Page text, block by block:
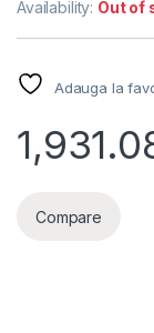
Availability: Out of
Adauga la
Compare